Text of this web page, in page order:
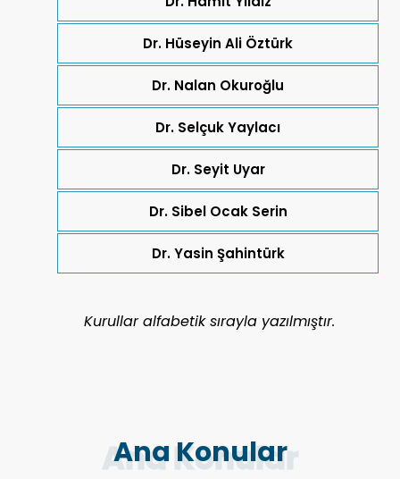
Dr. Hüseyin Ali Öztürk
Dr. Nalan Okuroğlu
Dr. Selçuk Yaylacı
Dr. Seyit Uyar
Dr. Sibel Ocak Serin
Dr. Yasin Şahintürk
Kurullar alfabetik sırayla yazılmıştır.
Ana Konular